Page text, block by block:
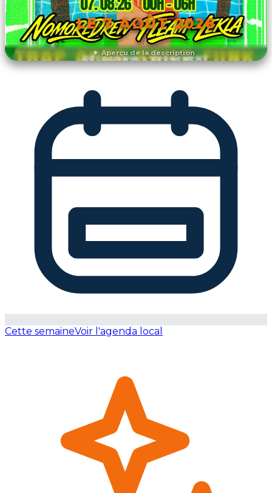
Aperçu de la description
LE 7 AOÛT 2026
DÉCOUVRIR L'ÉVÉNEMENT
Cette semaineVoir l'agenda local